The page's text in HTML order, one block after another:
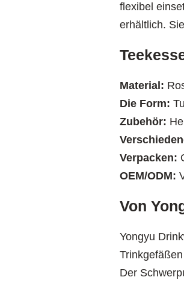
flexibel
erhältlich.
Material:
Die Form:
Zubehör:
Verpacken:
OEM/ODM:
Von
Yongyu
Der